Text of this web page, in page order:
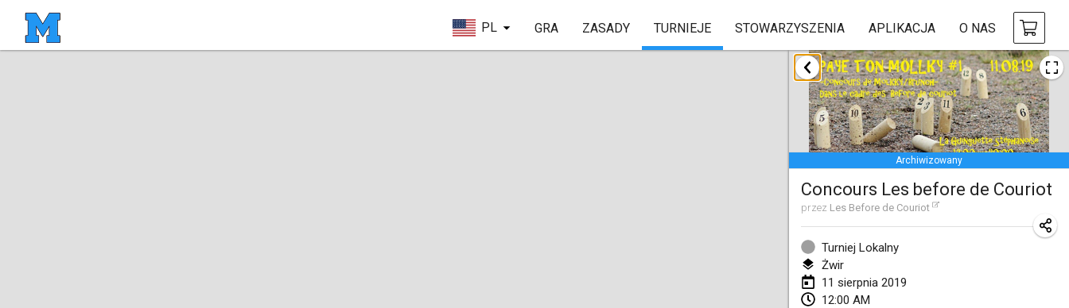
PL GRA ZASADY TURNIEJE STOWARZYSZENIA APLIKACJA O NAS
Archiwizowany
Concours Les before de Couriot
przez Les Before de Couriot
Turniej Lokalny
Żwir
11 sierpnia 2019
12:00 AM
styczeń 2019
New Year's Throw Mölkky
1 sty 2019|Czechy
Tournoi Mixte ASPTTOM
20 sty 2019|Francja
Tournoi d'Hiver
26 sty 2019|
Liekki Cup
26 sty 2019